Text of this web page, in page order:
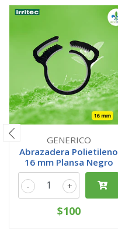
GENERICO
Abrazadera Polietileno
16 mm Plansa Negro
+
-
$100